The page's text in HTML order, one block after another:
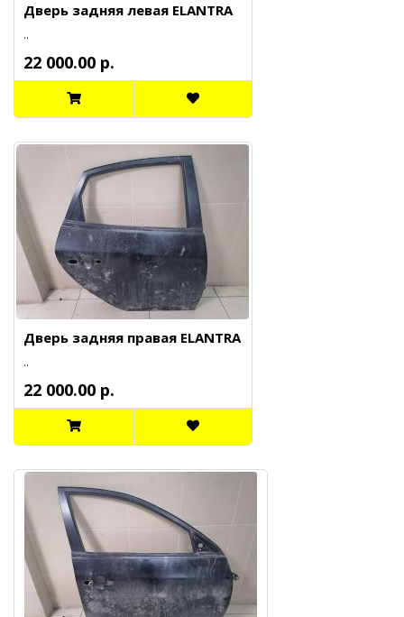
Дверь задняя левая ELANTRA
..
22 000.00 р.
Дверь задняя правая ELANTRA
..
22 000.00 р.